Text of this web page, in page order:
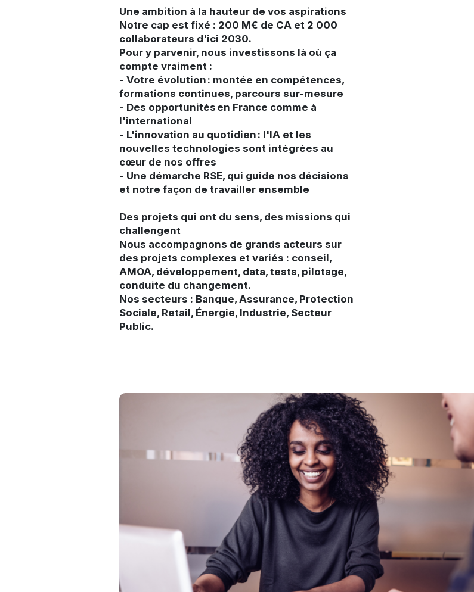
Une ambition à la hauteur de vos aspirations
Notre cap est fixé : 200 M€ de CA et 2 000
collaborateurs d'ici 2030.
Pour y parvenir, nous investissons là où ça
compte vraiment :
- Votre évolution : montée en compétences,
formations continues, parcours sur-mesure
- Des opportunités en France comme à
l'international
- L'innovation au quotidien : l'IA et les
nouvelles technologies sont intégrées au
cœur de nos offres
- Une démarche RSE, qui guide nos décisions
et notre façon de travailler ensemble
Des projets qui ont du sens, des missions qui
challengent
Nous accompagnons de grands acteurs sur
des projets complexes et variés : conseil,
AMOA, développement, data, tests, pilotage,
conduite du changement.
Nos secteurs : Banque, Assurance, Protection
Sociale, Retail, Énergie, Industrie, Secteur
Public.